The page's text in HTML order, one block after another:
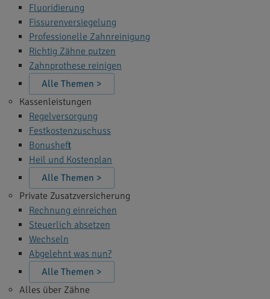
Fluoridierung
Fissurenversiegelung
Professionelle Zahnreinigung
Richtig Zähne putzen
Zahnprothese reinigen
Alle Themen >
Kassenleistungen
Regelversorgung
Festkostenzuschuss
Bonusheft
Heil und Kostenplan
Alle Themen >
Private Zusatzversicherung
Rechnung einreichen
Steuerlich absetzen
Wechseln
Abgelehnt was nun?
Alle Themen >
Alles über Zähne